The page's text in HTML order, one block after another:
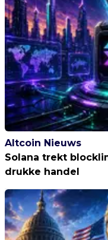
Altcoin Nieuws
Solana trekt
drukke handel